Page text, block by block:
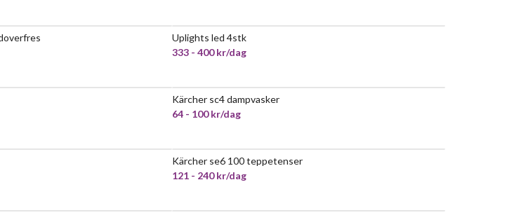
Uplights led 4stk
333 - 400 kr/dag
Kärcher sc4 dampvasker
64 - 100 kr/dag
Kärcher se6 100 teppetenser
121 - 240 kr/dag